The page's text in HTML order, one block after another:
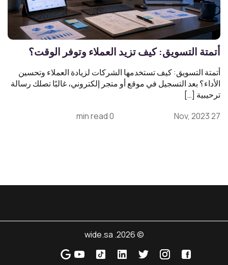
أتمتة التسويق: كيف تزيد العملاء وتوفر الوقت؟
أتمتة التسويق: كيف تستخدمها الشركات لزيادة العملاء وتحسين
الأداء؟ بعد التسجيل في موقع أو متجر إلكتروني، غالبًا تصلك رسالة
ترحيبية […]
27 Nov, 2023
0 min read
© 2026. wide.sa